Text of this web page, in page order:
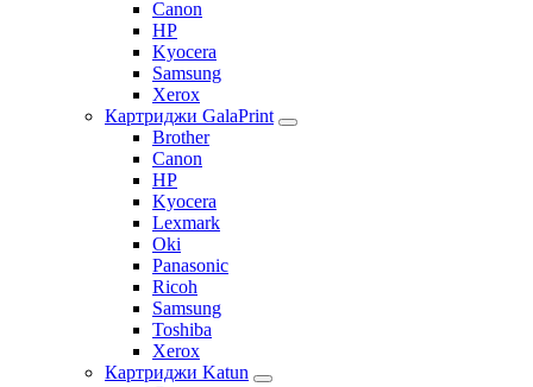
Canon
HP
Kyocera
Samsung
Xerox
Картриджи GalaPrint
Brother
Canon
HP
Kyocera
Lexmark
Oki
Panasonic
Ricoh
Samsung
Toshiba
Xerox
Картриджи Katun